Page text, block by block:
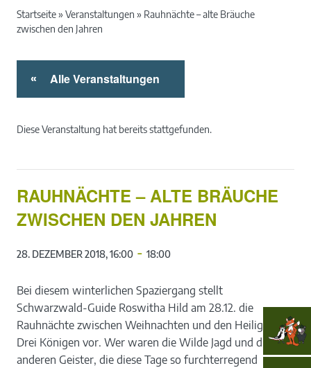
Startseite» Veranstaltungen » Rauhnächte – alte Bräuche
zwischen den Jahren
« Alle Veranstaltungen
Diese Veranstaltung hat bereits stattgefunden.
RAUHNÄCHTE – ALTE BRÄUCHE
ZWISCHEN DEN JAHREN
28. DEZEMBER 2018, 16:00 - 18:00
Bei diesem winterlichen Spaziergang stellt
Schwarzwald-Guide Roswitha Hild am 28.12. die
Rauhnächte zwischen Weihnachten und den Heiligen
Drei Königen vor. Wer waren die Wilde Jagd und die
anderen Geister, die diese Tage so furchterregend